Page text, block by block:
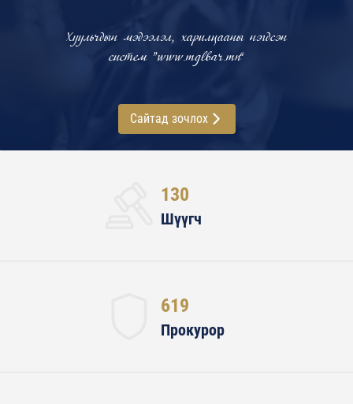
Хуульчдын мэдээлэл, харилцааны нэгдсэн
систем “www.mglbar.mn”
Сайтад зочлох
130
Шүүгч
619
Прокурор